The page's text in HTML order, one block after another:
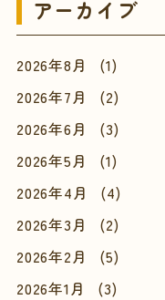
アーカイブ
2026年8月
(1)
2026年7月
(2)
2026年6月
(3)
2026年5月
(1)
2026年4月
(4)
2026年3月
(2)
2026年2月
(5)
2026年1月
(3)